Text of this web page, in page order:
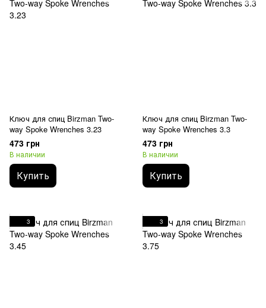
Ключ для спиц Birzman Two-
way Spoke Wrenches 3.23
473 грн
В наличии
Купить
Ключ для спиц Birzman Two-
way Spoke Wrenches 3.3
473 грн
В наличии
Купить
3 3